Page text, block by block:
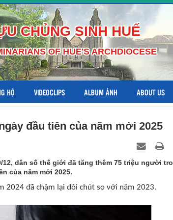
CHỦNG SINH HUẾ
OF HUE'S ARCHDIOCESE
HỘ VIDEOCLIPS ALBUM ẢNH ABOUT US
đầu tiên của năm mới 2025
dân số thế giới đã tăng thêm 75 triệu người
của năm mới 2025.
2024 đã chậm lại đôi chút so với năm 2023.